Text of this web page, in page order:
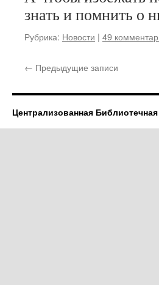
знать и помнить о
Рубрика: Новости | 49
← Предыдущие записи
Централизованная